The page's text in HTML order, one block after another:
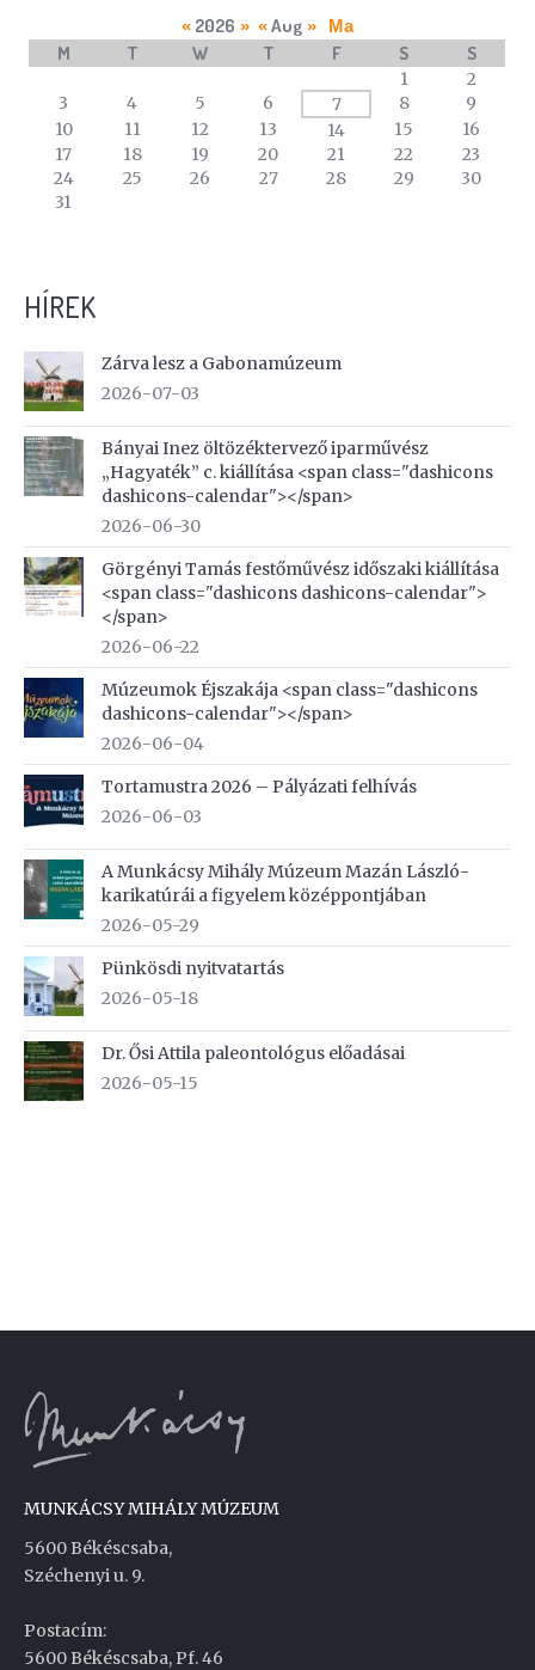
calendar
events
« 2026 » « Aug » Ma
M T W T F S S
1
2
3
4 5 6 7 8
9
10
11 12 13 14 15
16
17
18 19 20 21 22
23
24
25 26 27 28 29
30
31
HÍREK
Zárva lesz a Gabonamúzeum
2026-07-03
Bányai Inez öltözéktervező iparművész
„Hagyaték” c. kiállítása <span class="dashicons
dashicons-calendar"></span>
2026-06-30
Görgényi Tamás festőművész időszaki kiállítása
<span class="dashicons dashicons-calendar">
</span>
2026-06-22
Múzeumok Éjszakája <span class="dashicons
dashicons-calendar"></span>
2026-06-04
Tortamustra 2026 – Pályázati felhívás
2026-06-03
A Munkácsy Mihály Múzeum Mazán László-
karikatúrái a figyelem középpontjában
2026-05-29
Pünkösdi nyitvatartás
2026-05-18
Dr. Ősi Attila paleontológus előadásai
2026-05-15
MUNKÁCSY MIHÁLY MÚZEUM
5600 Békéscsaba,
Széchenyi u. 9.
Postacím:
5600 Békéscsaba, Pf. 46